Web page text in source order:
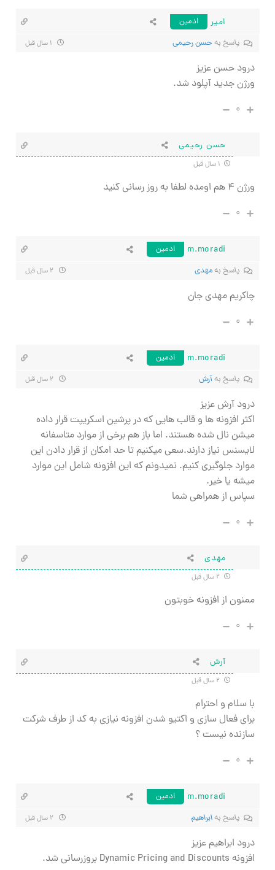
امیر
ادمین
پاسخ به حسن رحیمی
درود حسن عزیز
ورژن جدید آپلود شد.
۰
حسن رحیمی
ورژن ۴ هم اومده لطفا به روز رسانی کنید
۰
m.moradi
ادمین
پاسخ بهمهدی
چاکریم مهدی جان
۰
m.moradi
ادمین
پاسخ بهآرش
درود آرش عزیز
اکثر افزونه ها و قالب هایی که در پرشین اسکریپت قرار داده
میشن نال شده هستند. اما باز هم برخی از موارد متاسفانه
لایسنس نیاز دارند.سعی میکنیم تا حد امکان از قرار دادن این
موارد جلوگیری کنیم. نمیدونم که این افزونه شامل این موارد
میشه یا خیر.
سپاس از همراهی شما
۰
مهدی
ممنون از افزونه خوبتون
۰
آرش
با سلام و احترام
برای فعال سازی و اکتیو شدن افزونه نیازی به کد از طرف شرکت
سازنده نیست ؟
۰
m.moradi
ادمین
پاسخ بهابراهیم
درود ابراهیم عزیز
افزونه Dynamic Pricing and Discounts بروزرسانی شد.